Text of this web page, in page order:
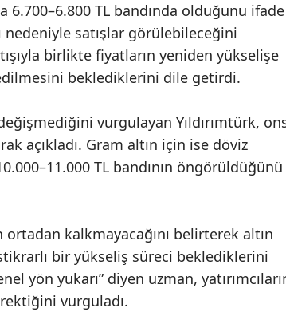
Ordu
Rize
Sakarya
Samsun
Siirt
Tekirdağ
Tokat
6.700–6.800 TL bandında olduğunu ifade
satışlar görülebileceğini
birlikte fiyatların yeniden yükselişe
beklediklerini dile getirdi.
vurgulayan Yıldırımtürk,
açıkladı. Gram altın için ise döviz
TL bandının öngörüldüğünü
kalkmayacağını belirterek altın
bir yükseliş süreci beklediklerini
yön yukarı” diyen uzman,
vurguladı.